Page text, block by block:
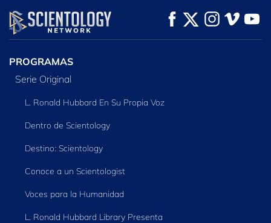
VE
EXPLORA LAS
SERIES
PROGRAMAS
Serie Original
L. Ronald Hubbard En Su Propia Voz
Dentro de Scientology
Destino: Scientology
Conoce a un Scientologist
Voces para la Humanidad
L. Ronald Hubbard Library Presenta